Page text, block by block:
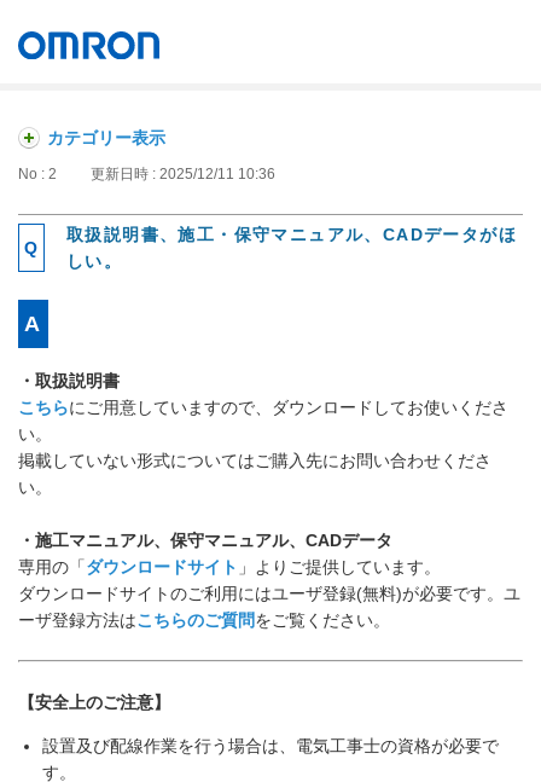
カテゴリー表示
No : 2 更新日時 : 2025/12/11 10:36
取扱説明書、施工・保守マニュアル、CADデータがほ
しい。
・取扱説明書
こちらにご用意していますので、ダウンロードしてお使いくださ
い。
掲載していない形式についてはご購入先にお問い合わせくださ
い。
・施工マニュアル、保守マニュアル、CADデータ
専用の「ダウンロードサイト 」よりご提供しています。
ダウンロードサイトのご利用にはユーザ登録(無料)が必要です。ユ
ーザ登録方法はこちらのご質問をご覧ください。
【安全上のご注意】
設置及び配線作業を行う場合は、電気工事士の資格が必要で
す。